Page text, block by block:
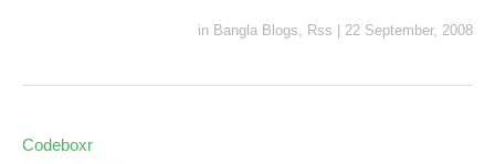
in Bangla Blogs, Rss 22 September, 2008
Codeboxr